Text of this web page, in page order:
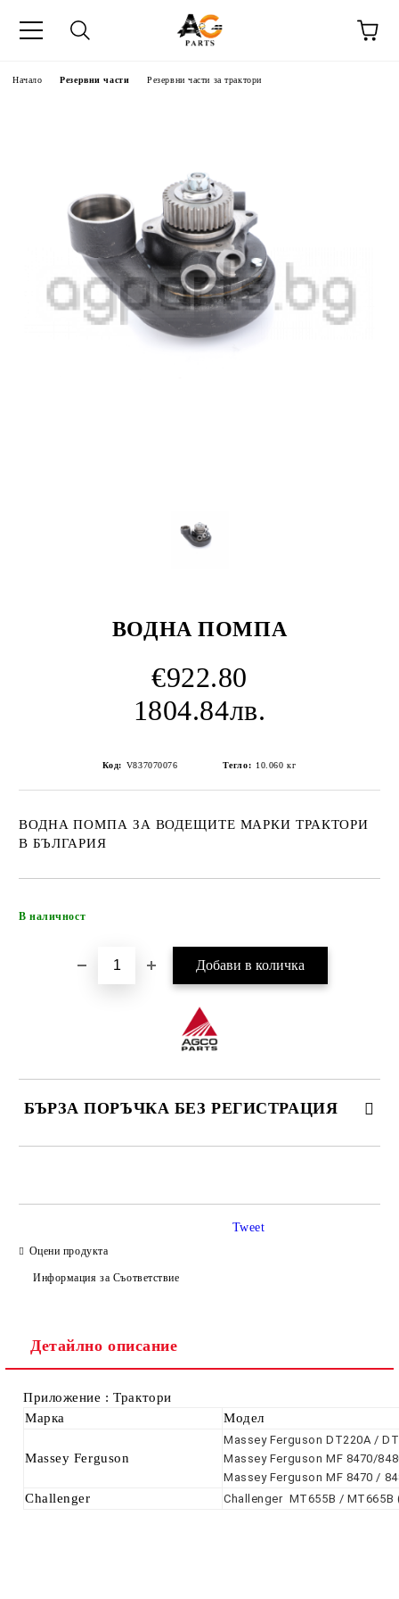
Начало Резервни части Резервни части за трактори
ВОДНА ПОMПА
€922.80
1804.84лв.
Код: V837070076 Тегло: 10.060 кг
ВОДНА ПОМПА ЗА ВОДЕЩИТЕ МАРКИ ТРАКТОРИ
В БЪЛГАРИЯ
В наличност
БЪРЗА ПОРЪЧКА БЕЗ РЕГИСТРАЦИЯ
Оцени продукта
Информация за Съответствие
Tweet
Детайлно описание
Приложение : Трактори
Марка
Модел
Massey Ferguson
Massey Ferguson DT220A /
Massey Ferguson MF 8470/
Massey Ferguson MF 8470 /
Challenger Challenger MT655B / MT665B